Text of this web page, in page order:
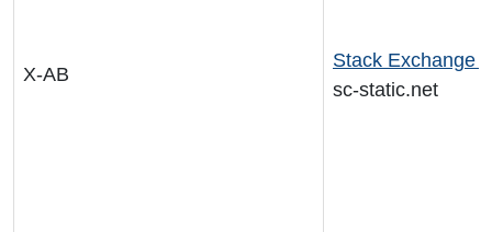
X-AB
Stack Exchange
sc-static.net